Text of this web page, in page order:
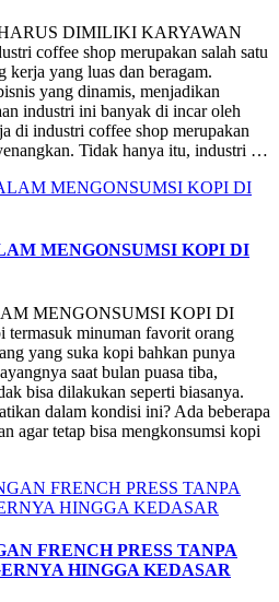
DIMILIKI KARYAWAN
coffee shop merupakan salah satu
kerja yang luas dan beragam.
yang dinamis, menjadikan
industri ini banyak di incar oleh
di industri coffee shop merupakan
Tidak hanya itu, industri …
MENGONSUMSI KOPI DI
MENGONSUMSI KOPI DI
minuman favorit orang
yang suka kopi bahkan punya
saat bulan puasa tiba,
bisa dilakukan seperti biasanya.
dalam kondisi ini? Ada beberapa
agar tetap bisa mengkonsumsi kopi
FRENCH PRESS TANPA
HINGGA KEDASAR